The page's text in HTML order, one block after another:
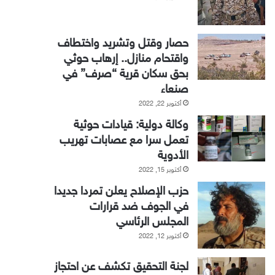
حصار وقتل وتشريد واختطاف
واقتحام منازل.. إرهاب حوثي
بحق سكان قرية “صرف” في
صنعاء
أكتوبر 22, 2022
وكالة دولية: قيادات حوثية
تعمل سرا مع عصابات تهريب
الأدوية
أكتوبر 15, 2022
حزب الإصلاح يعلن تمردا جديدا
في الجوف ضد قرارات
المجلس الرئاسي
أكتوبر 12, 2022
لجنة التحقيق تكشف عن احتجاز